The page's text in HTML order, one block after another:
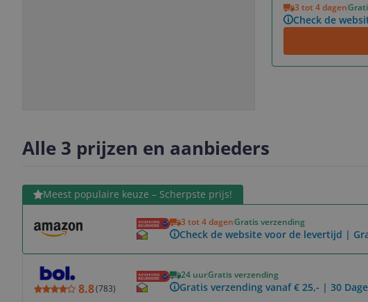
3 tot 4 dagen
Check de
Alle 3 prijzen en aanbieders
Meest populaire keuze – Scherpste prijs!
3 tot 4 dagenGratis verzending
Check de website voor de levertijd |
Bekijk product
8.8(783)
24 uurGratis verzending
Gratis verzending vanaf € 25,- | 30